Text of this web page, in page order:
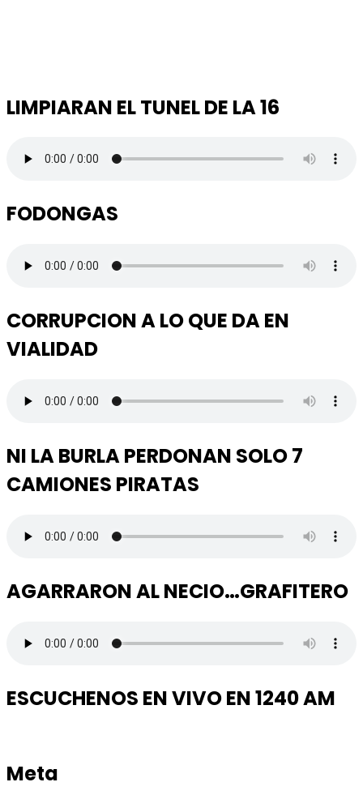
LIMPIARAN EL TUNEL DE LA 16
FODONGAS
CORRUPCION A LO QUE DA EN
VIALIDAD
NI LA BURLA PERDONAN SOLO 7
CAMIONES PIRATAS
AGARRARON AL NECIO…GRAFITERO
ESCUCHENOS EN VIVO EN 1240 AM
Meta